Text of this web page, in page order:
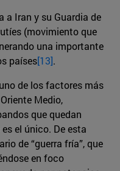
a Iran y su Guardia de
(movimiento que
una importante
países[13].
de los factores más
Medio,
que quedan
el único. De esta
de “guerra fría”, que
en foco